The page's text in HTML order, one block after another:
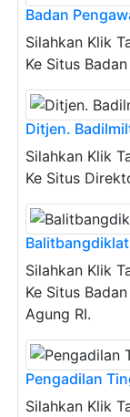
Badan
Silahkan Klik
Ke Situs
Ditjen.
Silahkan Klik
Ke Situs
Silahkan Klik
Ke Situs
Agung RI.
Pengadilan
Silahkan Klik